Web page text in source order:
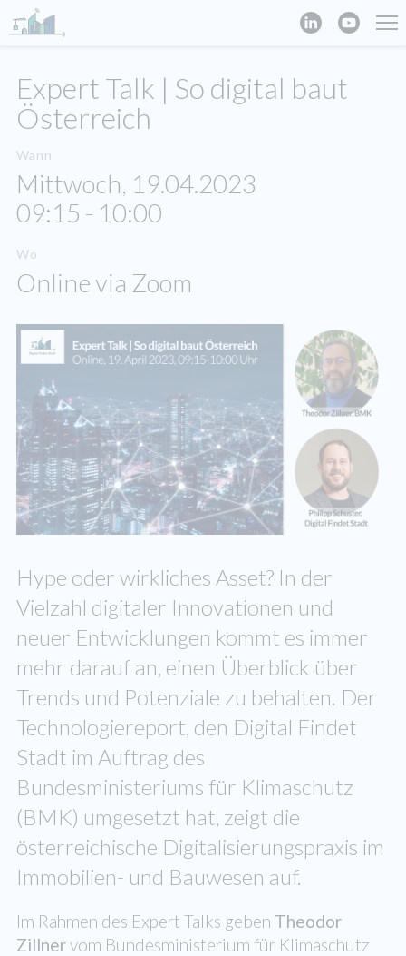
Expert Talk | So digital baut
Österreich
Wann
Mittwoch, 19.04.2023
09:15 - 10:00
Wo
Online via Zoom
Hype oder wirkliches Asset? In der
Vielzahl digitaler Innovationen und
neuer Entwicklungen kommt es immer
mehr darauf an, einen Überblick über
Trends und Potenziale zu behalten. Der
Technologiereport, den Digital Findet
Stadt im Auftrag des
Bundesministeriums für Klimaschutz
(BMK) umgesetzt hat, zeigt die
österreichische Digitalisierungspraxis im
Immobilien- und Bauwesen auf.
Im Rahmen des Expert Talks geben Theodor
Zillnervom Bundesministerium für Klimaschutz